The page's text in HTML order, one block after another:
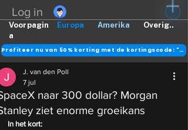
Log in
Europa Amerika Overig..
Voorpagin
a
Profiteer nu van 50% korting met de kortingscode: "DANK"
naar 300 dollar? Morgan
ziet enorme groeikans
J. van den Poll
7 jul
In het kort: